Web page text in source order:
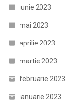
iunie 2023
mai 2023
aprilie 2023
martie 2023
februarie 2023
ianuarie 2023